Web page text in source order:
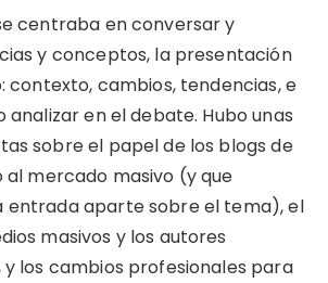
centraba en conversar y
y conceptos, la presentación
contexto, cambios, tendencias, e
analizar en el debate. Hubo unas
sobre el papel de los blogs de
al mercado masivo (y que
entrada aparte sobre el tema), el
masivos y los autores
los cambios profesionales para